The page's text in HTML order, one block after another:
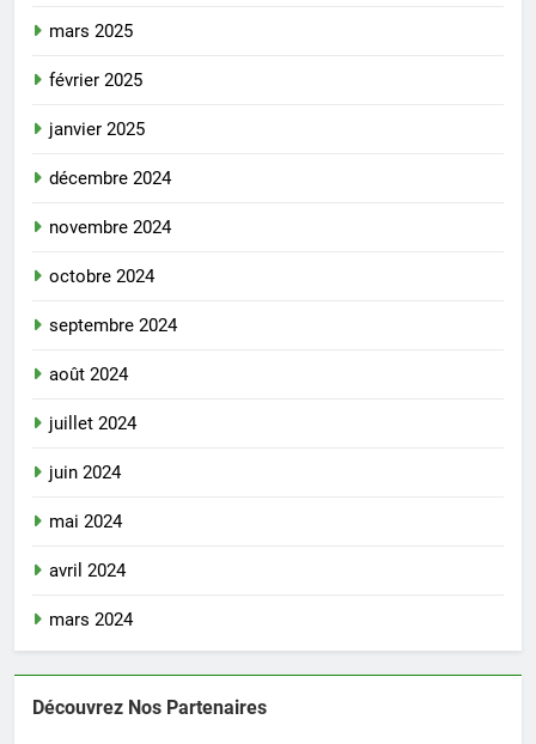
mars 2025
février 2025
janvier 2025
décembre 2024
novembre 2024
octobre 2024
septembre 2024
août 2024
juillet 2024
juin 2024
mai 2024
avril 2024
mars 2024
Découvrez Nos Partenaires